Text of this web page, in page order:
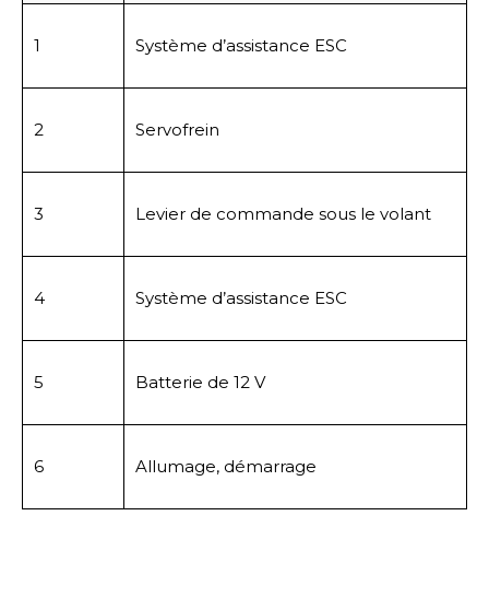
1 Système d’assistance ESC
2 Servofrein
3 Levier de commande sous le volant
4 Système d’assistance ESC
5 Batterie de 12 V
6 Allumage, démarrage